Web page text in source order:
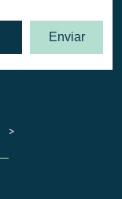
Enviar